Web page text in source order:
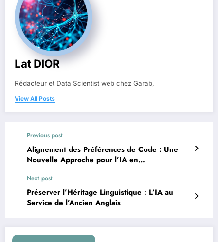
Lat DIOR
Rédacteur et Data Scientist web chez Garab,
View All Posts
Previous post
Alignement des Préférences de Code : Une
Nouvelle Approche pour l’IA en
Next post
Préserver l’Héritage Linguistique : L’IA au
Service de l’Ancien Anglais